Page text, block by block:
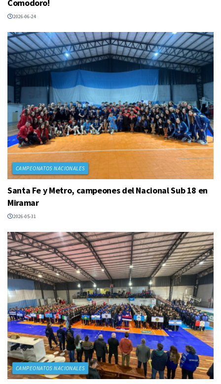
Comodoro!
2026-06-24
CAMPEONATOS NACIONALES
Santa Fe y Metro, campeones del Nacional Sub 18 en
Miramar
2026-05-31
CAMPEONATOS NACIONALES